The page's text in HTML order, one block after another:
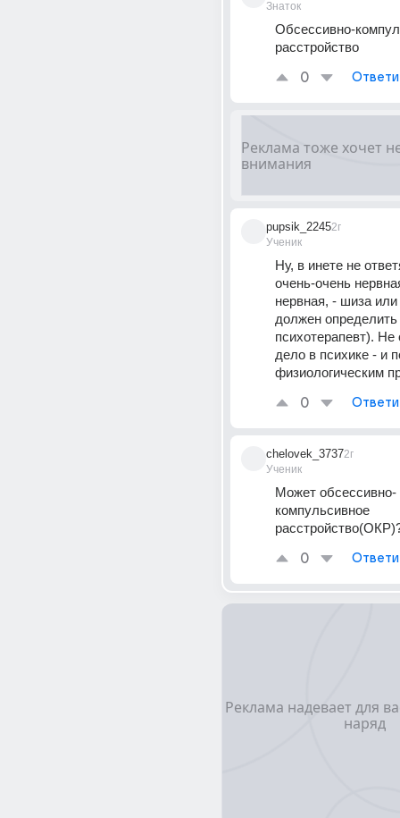
Знаток
Обсессивно-
расстройство
0
pupsik_2245
Ученик
2г
Ну, в инете не
очень-очень
нервная, - шиза
должен определить
психотерапевт). Не
дело в психике - и
физиологическим
0
chelovek_3737
Ученик
2г
Может обсессивно-
компульсивное
0